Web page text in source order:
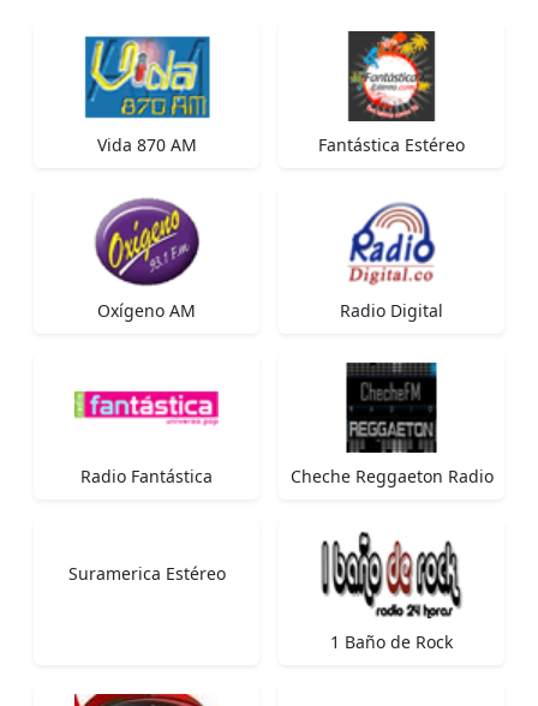
Vida 870 AM Fantástica Estéreo
Oxígeno AM Radio Digital
Radio Fantástica Cheche Reggaeton Radio
Suramerica Estéreo
1 Baño de Rock